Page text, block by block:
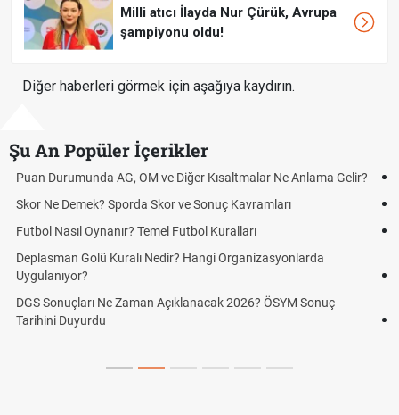
Milli atıcı İlayda Nur Çürük, Avrupa
şampiyonu oldu!
Diğer haberleri görmek için aşağıya kaydırın.
Şu An Popüler İçerikler
Mazota İndirim Var mı? Motorin Fiyatlarında Son Durum
Hradec Kralove Beşiktaş maçı şifresiz canlı yayın izle
Hradec Kralove Beşiktaş CANLI İZLE ŞİFRESİZ (Hradec Kralove
Hradec Kralove Beşiktaş maçı şifresiz S Sport Plus izle, Hradec
Hradec Kralove Beşiktaş ücretsiz izle, Hradec Kralove BJK maçı